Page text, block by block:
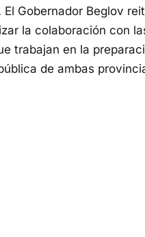
Gobernador Beglov
la colaboración con
trabajan en la
de ambas